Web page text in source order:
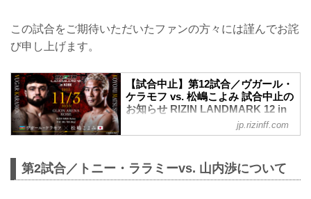
この試合をご期待いただいたファンの方々には謹んでお詫
び申し上げます。
【試合中止】第12試合／ヴガール・
ケラモフ vs. 松嶋こよみ 試合中止の
お知らせ RIZIN LANDMARK 12 in
KOBE - RIZIN FIGHTING
FEDERATION オフィシャルサイト
にて開催されるRIZIN LANDMARK 12 in
KOBEの第12試合／ヴガール・ケラモフ
jp.rizinff.com
第2試合／トニー・ララミーvs. 山内渉について